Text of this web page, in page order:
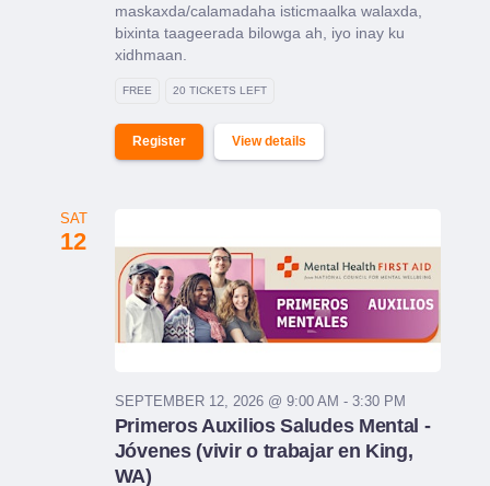
maskaxda/calamadaha isticmaalka walaxda,
bixinta taageerada bilowga ah, iyo inay ku
xidhmaan.
FREE 20 TICKETS LEFT
Register View details
SAT
12
SEPTEMBER 12, 2026 @ 9:00 AM - 3:30 PM
Primeros Auxilios Saludes Mental -
Jóvenes (vivir o trabajar en King,
WA)